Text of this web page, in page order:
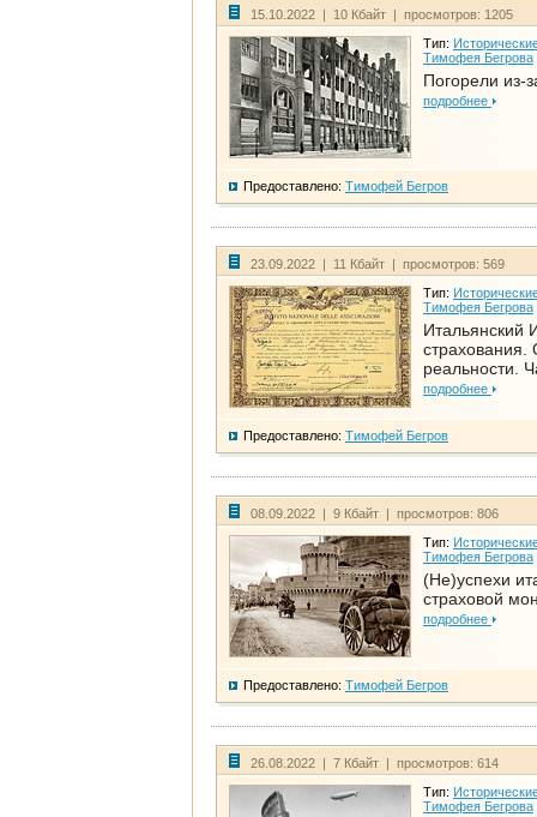
15.10.2022 | 10 Кбайт | просмотров: 1205
Тип:
Тимофея Бегрова
Погорели из-
подробнее
Предоставлено: Тимофей Бегров
23.09.2022 | 11 Кбайт | просмотров: 569
Тип:
Тимофея Бегрова
Итальянский
страхования.
реальности.
подробнее
Предоставлено: Тимофей Бегров
08.09.2022 | 9 Кбайт | просмотров: 806
Тип:
Тимофея Бегрова
(Не)успехи
страховой
подробнее
Предоставлено: Тимофей Бегров
26.08.2022 | 7 Кбайт | просмотров: 614
Тип:
Тимофея Бегрова